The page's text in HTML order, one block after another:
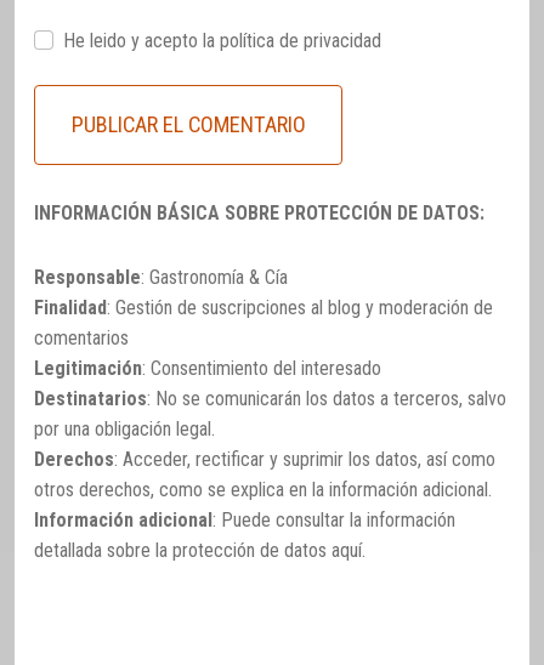
He leido y acepto la política de privacidad
INFORMACIÓN BÁSICA SOBRE PROTECCIÓN DE DATOS:
Responsable: Gastronomía & Cía
Finalidad: Gestión de suscripciones al blog y moderación de
comentarios
Legitimación: Consentimiento del interesado
Destinatarios: No se comunicarán los datos a terceros, salvo
por una obligación legal.
Derechos: Acceder, rectificar y suprimir los datos, así como
otros derechos, como se explica en la información adicional.
Información adicional: Puede consultar la información
detallada sobre la protección de datos aquí.